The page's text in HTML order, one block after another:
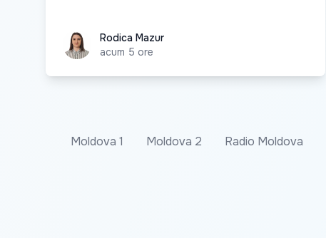
Rodica MazurRodica Mazur
acum 5 ore
Moldova 1 Moldova 2 Radio Moldova